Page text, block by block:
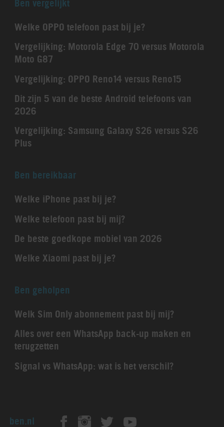
Ben vergelijkt
Welke OPPO telefoon past bij je?
Vergelijking: Motorola Edge 70 versus Motorola
Moto G87
Vergelijking: OPPO Reno14 versus Reno15
Dit zijn 5 van de beste Android telefoons van
2026
Vergelijking: Samsung Galaxy S26 versus S26
Plus
Ben bereikbaar
Welke iPhone past bij je?
Welke telefoon past bij mij?
De beste goedkope mobiel van 2026
Welke Xiaomi past bij je?
Ben geholpen
Welk Sim Only abonnement past bij mij?
Alles over een WhatsApp back-up maken en
terugzetten
Signal vs WhatsApp: wat is het verschil?
ben.nl